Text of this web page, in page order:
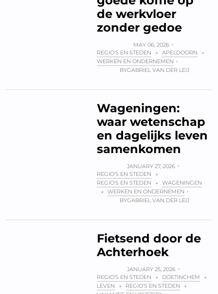
de werkvloer
zonder gedoe
MAY 06, 2026
REGIO'S EN STEDEN
+ APELDOORN
+
WERKEN EN ONDERNEMEN
BYGABRIEL VAN DER LEIJ
Wageningen:
waar wetenschap
en dagelijks leven
samenkomen
JANUARY 27, 2026
REGIO'S EN STEDEN
+
REGIO'S EN STEDEN
+ WAGENINGEN
+ WERKEN EN ONDERNEMEN
BYGABRIEL VAN DER LEIJ
Fietsend door de
Achterhoek
JANUARY 25, 2026
REGIO'S EN STEDEN
+ DOETINCHEM
+
LEVEN
+ REGIO'S EN STEDEN
+